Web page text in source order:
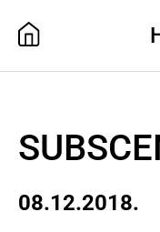
08.12.2018.